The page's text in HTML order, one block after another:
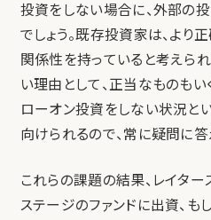
投資をしない場合に、外部の
でしょう。既存投資家は、よ
関係性を持っていると考えら
い理由として、正当なものもい
ローオン投資をしない状況と
向けられるので、常に疑問に
これらの課題の結果、レイタ
ステージのファンドに出資、も